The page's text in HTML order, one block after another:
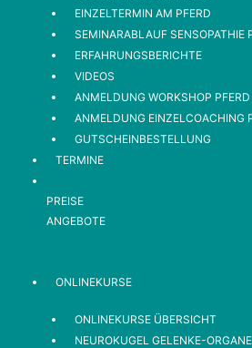
EINZELTERMIN AM PFERD
SEMINARABLAUF SENSOPATHIE
ERFAHRUNGSBERICHTE
VIDEOS
ANMELDUNG WORKSHOP PFERD
ANMELDUNG EINZELCOACHING
GUTSCHEINBESTELLUNG
TERMINE
PREISE
ANGEBOTE
ONLINEKURSE
ONLINEKURSE ÜBERSICHT
NEUROKUGEL GELENKE-ORGANE